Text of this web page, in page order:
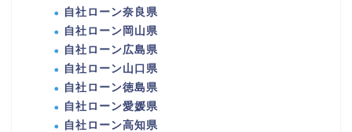
自社ローン奈良県
自社ローン岡山県
自社ローン広島県
自社ローン山口県
自社ローン徳島県
自社ローン愛媛県
自社ローン高知県